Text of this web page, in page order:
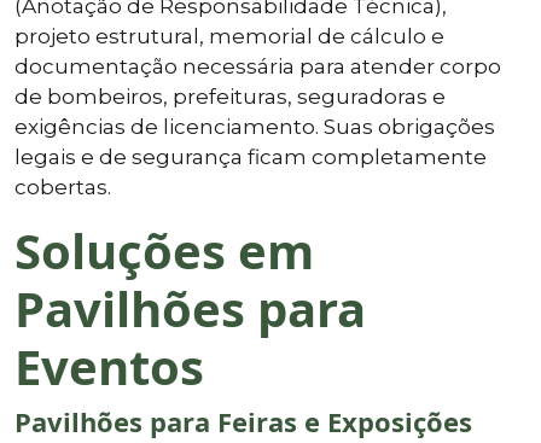
(Anotação de Responsabilidade Técnica),
projeto estrutural, memorial de cálculo e
documentação necessária para atender corpo
de bombeiros, prefeituras, seguradoras e
exigências de licenciamento. Suas obrigações
legais e de segurança ficam completamente
cobertas.
Soluções em
Pavilhões para
Eventos
Pavilhões para Feiras e Exposições